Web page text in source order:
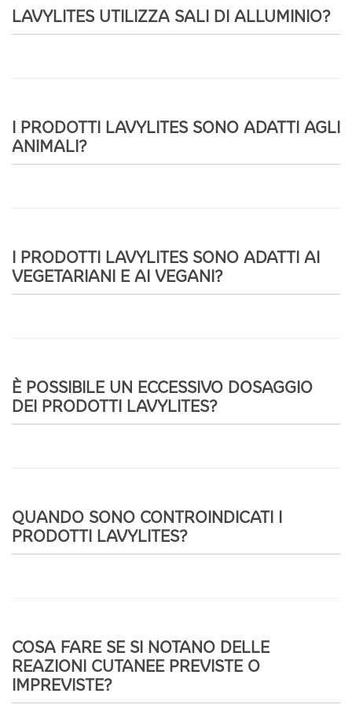
LAVYLITES UTILIZZA SALI DI ALLUMINIO?
I PRODOTTI LAVYLITES SONO ADATTI AGLI
ANIMALI?
I PRODOTTI LAVYLITES SONO ADATTI AI
VEGETARIANI E AI VEGANI?
È POSSIBILE UN ECCESSIVO DOSAGGIO
DEI PRODOTTI LAVYLITES?
QUANDO SONO CONTROINDICATI I
PRODOTTI LAVYLITES?
COSA FARE SE SI NOTANO DELLE
REAZIONI CUTANEE PREVISTE O
IMPREVISTE?